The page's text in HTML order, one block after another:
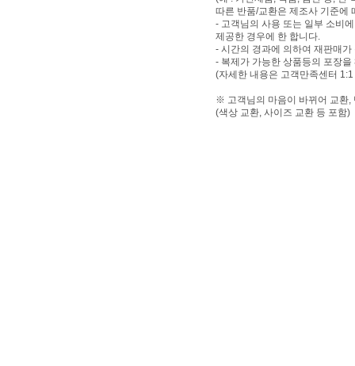
따른 반품/교환은 제조사 기준에
- 고객님의 사용 또는 일부 소비
제공한 경우에 한 합니다.
- 시간의 경과에 의하여 재판매
- 복제가 가능한 상품등의 포장을
(자세한 내용은 고객만족센터
※ 고객님의 마음이 바뀌어 교환,
(색상 교환, 사이즈 교환 등 포함)